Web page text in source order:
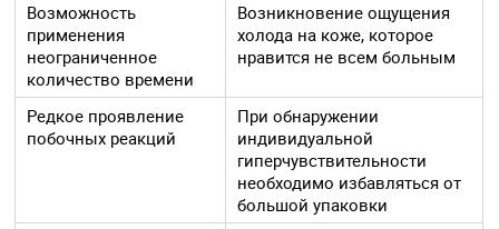
Возможность
применения
неограниченное
количество времени
Возникновение ощущения
холода на коже, которое
нравится не всем больным
Редкое проявление
побочных реакций
При обнаружении
индивидуальной
гиперчувствительности
необходимо избавляться от
большой упаковки